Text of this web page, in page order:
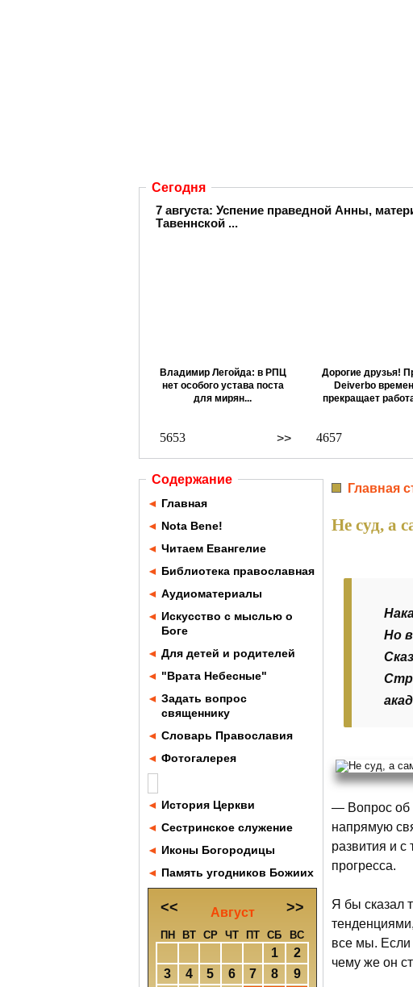
Сегодня
7 августа: Успение праведной Анны,
Тавеннской ...
Владимир Легойда: в РПЦ
нет особого устава поста
для мирян...
>>
5653
Дорогие друзья!
Deiverbo
прекращает
4657
Содержание
◄ Главная
◄ Nota Bene!
◄ Читаем Евангелие
◄ Библиотека православная
◄ Аудиоматериалы
◄ Искусство с мыслью о
Боге
◄ Для детей и родителей
◄ "Врата Небесные"
◄ Задать вопрос
священнику
◄ Словарь Православия
◄ Фотогалерея
◄ История Церкви
◄ Сестринское служение
◄ Иконы Богородицы
◄ Память угодников Божиих
<< >>
Август
ПН ВТ СР ЧТ ПТ СБ ВС
1
2
3
4 5 6 7 8
9
Главная
Не суд, а
Но
— Вопрос об
напрямую
развития и с
прогресса.
Я бы сказал
все мы. Если
чему же он